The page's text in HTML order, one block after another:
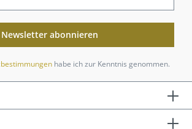
Newsletter abonnieren
habe ich zur Kenntnis genommen.